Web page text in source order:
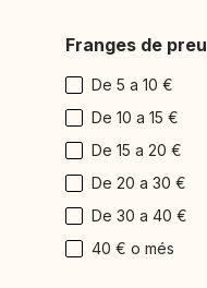
Franges de preu
De 5 a 10 €
De 10 a 15 €
De 15 a 20 €
De 20 a 30 €
De 30 a 40 €
40 € o més